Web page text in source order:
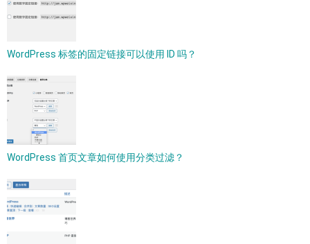
WordPress 标签的固定链接可以使用 ID 吗？
WordPress 首页文章如何使用分类过滤？